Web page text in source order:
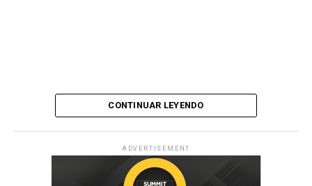
CONTINUAR LEYENDO
ADVERTISEMENT